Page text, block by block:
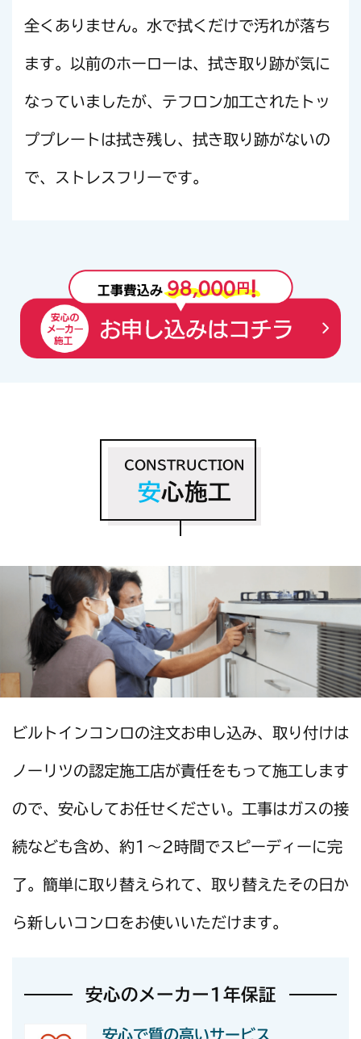
全くありません。水で拭くだけで汚れが落ち
ます。以前のホーローは、拭き取り跡が気に
なっていましたが、テフロン加工されたトッ
ププレートは拭き残し、拭き取り跡がないの
で、ストレスフリーです。
CONSTRUCTION
安心施工
ビルトインコンロの注文お申し込み、取り付けは
ノーリツの認定施工店が責任をもって施工します
ので、安心してお任せください。 工事はガスの接
続なども含め、約1～2時間でスピーディーに完
了。 簡単に取り替えられて、取り替えたその日か
ら新しいコンロをお使いいただけます。
安心のメーカー1年保証
安心で質の高いサービス